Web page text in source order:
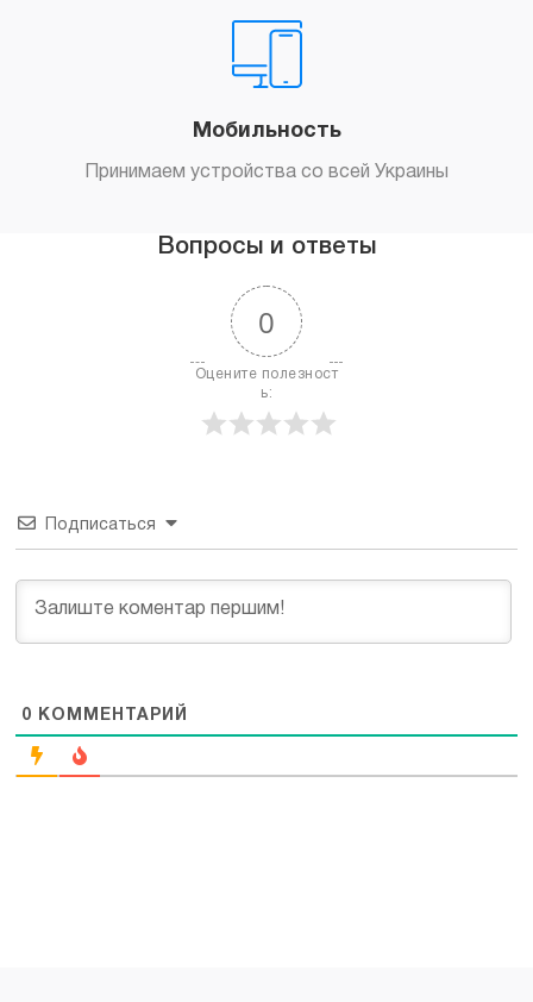
Мобильность
Принимаем устройства со всей Украины
Вопросы и ответы
0
Оцените полезност
ь:
Подписаться
0 КОММЕНТАРИЙ